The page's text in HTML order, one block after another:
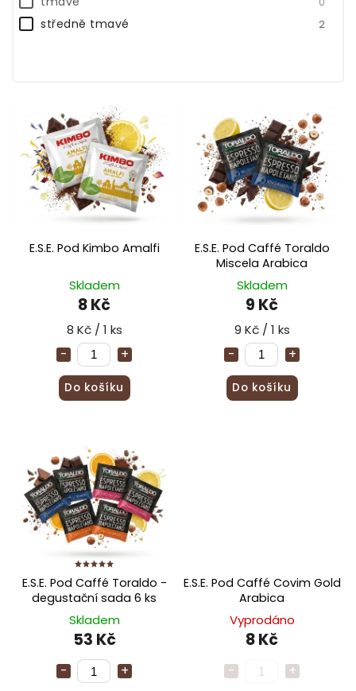
středně tmavé 2
E.S.E. Pod Kimbo Amalfi
Skladem
8 Kč
8 Kč / 1 ks
Do košíku
E.S.E. Pod Caffé Toraldo
Miscela Arabica
Skladem
9 Kč
9 Kč / 1 ks
Do košíku
E.S.E. Pod Caffé Toraldo -
degustační sada 6 ks
Skladem
53 Kč
E.S.E. Pod Caffé Covim Gold
Arabica
Vyprodáno
8 Kč